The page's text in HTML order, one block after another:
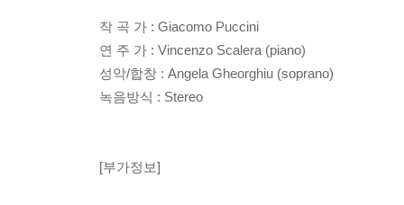
작 곡 가 : Giacomo Puccini
연 주 가 : Vincenzo Scalera (piano)
성악/합창 : Angela Gheorghiu (soprano)
녹음방식 : Stereo
[부가정보]